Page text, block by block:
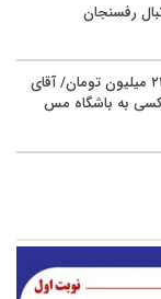
رفسنجان
مدیر غیربومی با دستمزد روزانه ۲۳ میلیون تومان/ آقای
کسی به باشگاه مس